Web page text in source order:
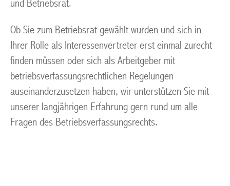
und Betriebsrat.
Ob Sie zum Betriebsrat gewählt wurden und sich in
Ihrer Rolle als Interessenvertreter erst einmal zurecht
finden müssen oder sich als Arbeitgeber mit
betriebsverfassungsrechtlichen Regelungen
auseinanderzusetzen haben, wir unterstützen Sie mit
unserer langjährigen Erfahrung gern rund um alle
Fragen des Betriebsverfassungsrechts.